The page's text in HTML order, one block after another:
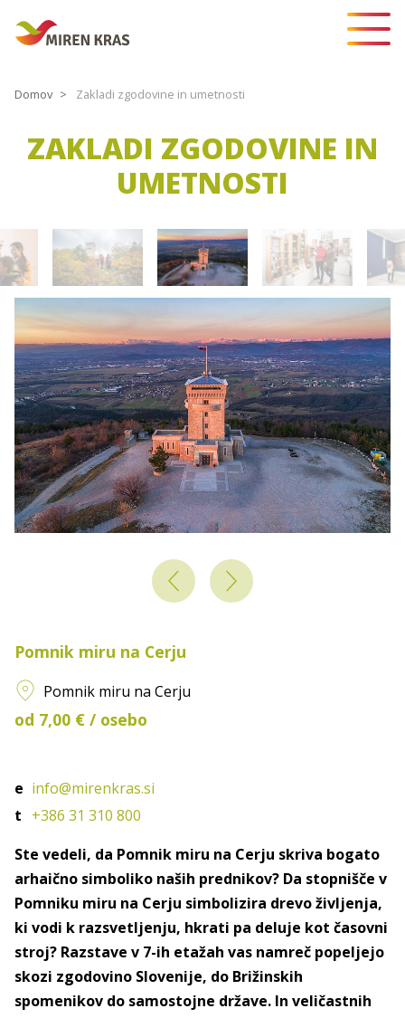
Domov Zakladi zgodovine in umetnosti
ZAKLADI ZGODOVINE IN
UMETNOSTI
Pomnik miru na Cerju
Pomnik miru na Cerju
od 7,00 € / osebo
e info@mirenkras.si
t +386 31 310 800
Ste vedeli, da Pomnik miru na Cerju skriva bogato
arhaično simboliko naših prednikov? Da stopnišče v
Pomniku miru na Cerju simbolizira drevo življenja,
ki vodi k razsvetljenju, hkrati pa deluje kot časovni
stroj? Razstave v 7-ih etažah vas namreč popeljejo
skozi zgodovino Slovenije, do Brižinskih
spomenikov do samostojne države. In veličastnih